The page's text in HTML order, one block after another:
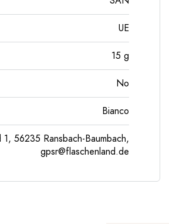
UE
15 g
No
Bianco
56235 Ransbach-Baumbach,
gpsr@flaschenland.de